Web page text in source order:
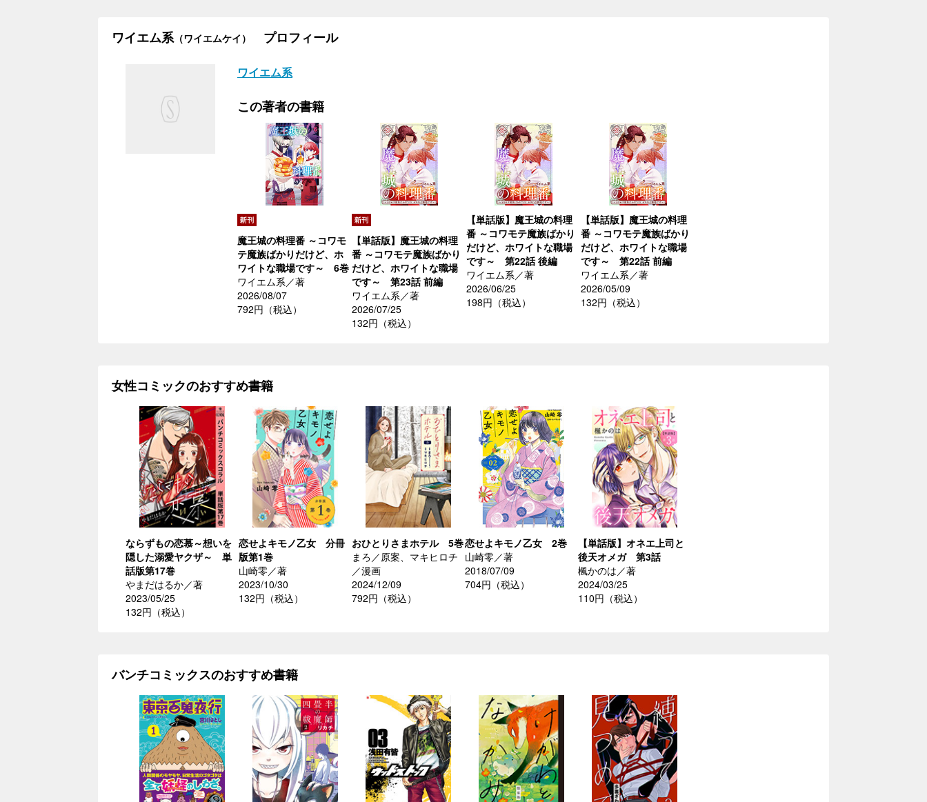
ワイエム系（ワイエムケイ） プロフィール
ワイエム系
この著者の書籍
魔王城の料理番 ～コワモ
テ魔族ばかりだけど、ホ
ワイトな職場です～ 6巻
ワイエム系／著
2026/08/07
792円（税込）
【単話版】魔王城の料理
番 ～コワモテ魔族ばかり
だけど、ホワイトな職場
です～ 第23話 前編
ワイエム系／著
2026/07/25
132円（税込）
【単話版】魔王城の料理
番 ～コワモテ魔族ばかり
だけど、ホワイトな職場
です～ 第22話 後編
ワイエム系／著
2026/06/25
198円（税込）
【単話版】魔王城の料理
番 ～コワモテ魔族ばかり
だけど、ホワイトな職場
です～ 第22話 前編
ワイエム系／著
2026/05/09
132円（税込）
女性コミックのおすすめ書籍
ならずもの恋慕～想いを
隠した溺愛ヤクザ～ 単
話版第17巻
やまだはるか／著
2023/05/25
132円（税込）
恋せよキモノ乙女 分冊
版第1巻
山崎零／著
2023/10/30
132円（税込）
おひとりさまホテル 5巻
まろ／原案、マキヒロチ
／漫画
2024/12/09
792円（税込）
恋せよキモノ乙女 2巻
山崎零／著
2018/07/09
704円（税込）
【単話版】オネエ上司と
後天オメガ 第3話
楓かのは／著
2024/03/25
110円（税込）
バンチコミックスのおすすめ書籍